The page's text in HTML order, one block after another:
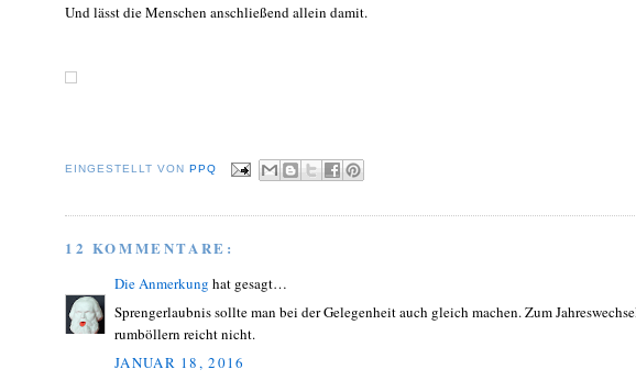
Und lässt die Menschen anschließend allein damit.
EINGESTELLT VON PPQ
12 KOMMENTARE:
Die Anmerkung hat gesagt…
Sprengerlaubnis sollte man bei der Gelegenheit auch gleich machen. Zum
rumböllern reicht nicht.
JANUAR 18, 2016